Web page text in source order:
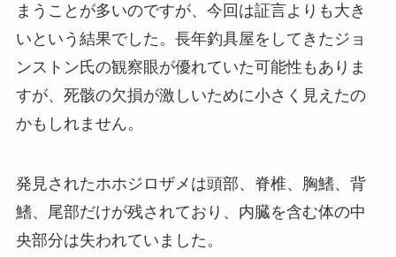
まうことが多いのですが、今回は証言よりも大き
いという結果でした。長年釣具屋をしてきたジョ
ンストン氏の観察眼が優れていた可能性もありま
すが、死骸の欠損が激しいために小さく見えたの
かもしれません。
発見されたホホジロザメは頭部、脊椎、胸鰭、背
鰭、尾部だけが残されており、内臓を含む体の中
央部分は失われていました。